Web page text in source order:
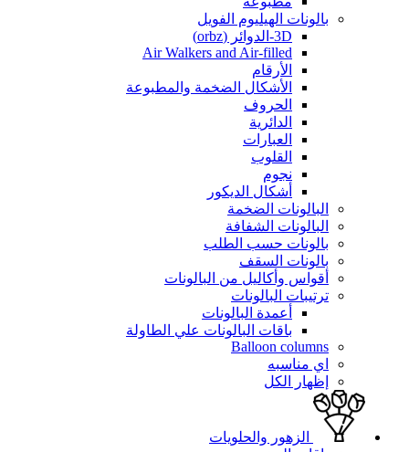
بالونات الهيليوم الفويل
3D-الدوائر (orbz)
Air Walkers and Air-filled
الأرقام
الأشكال الضخمة والمطبوعة
الحروف
الدائرية
العبارات
القلوب
نجوم
أشكال الديكور
البالونات الضخمة
البالونات الشفافة
بالونات حسب الطلب
بالونات السقف
أقواس وأكاليل من البالونات
ترتيبات البالونات
أعمدة البالونات
باقات البالونات علي الطاولة
Balloon columns
اي مناسبه
إظهار الكل
الزهور والحلويات